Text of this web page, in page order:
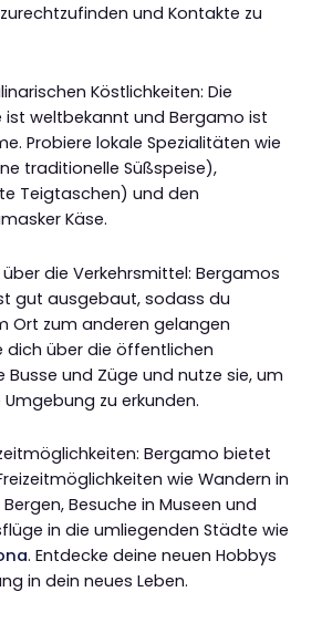
und Kontakte zu
Köstlichkeiten: Die
ist weltbekannt und Bergamo ist
Probiere lokale Spezialitäten wie
traditionelle Süßspeise),
Teigtaschen) und den
Käse.
die Verkehrsmittel: Bergamos
gut ausgebaut, sodass du
Ort zum anderen gelangen
dich über die öffentlichen
Busse und Züge und nutze sie, um
zu erkunden.
Bergamo bietet
wie Wandern in
Besuche in Museen und
in die umliegenden Städte wie
. Entdecke deine neuen Hobbys
in dein neues Leben.